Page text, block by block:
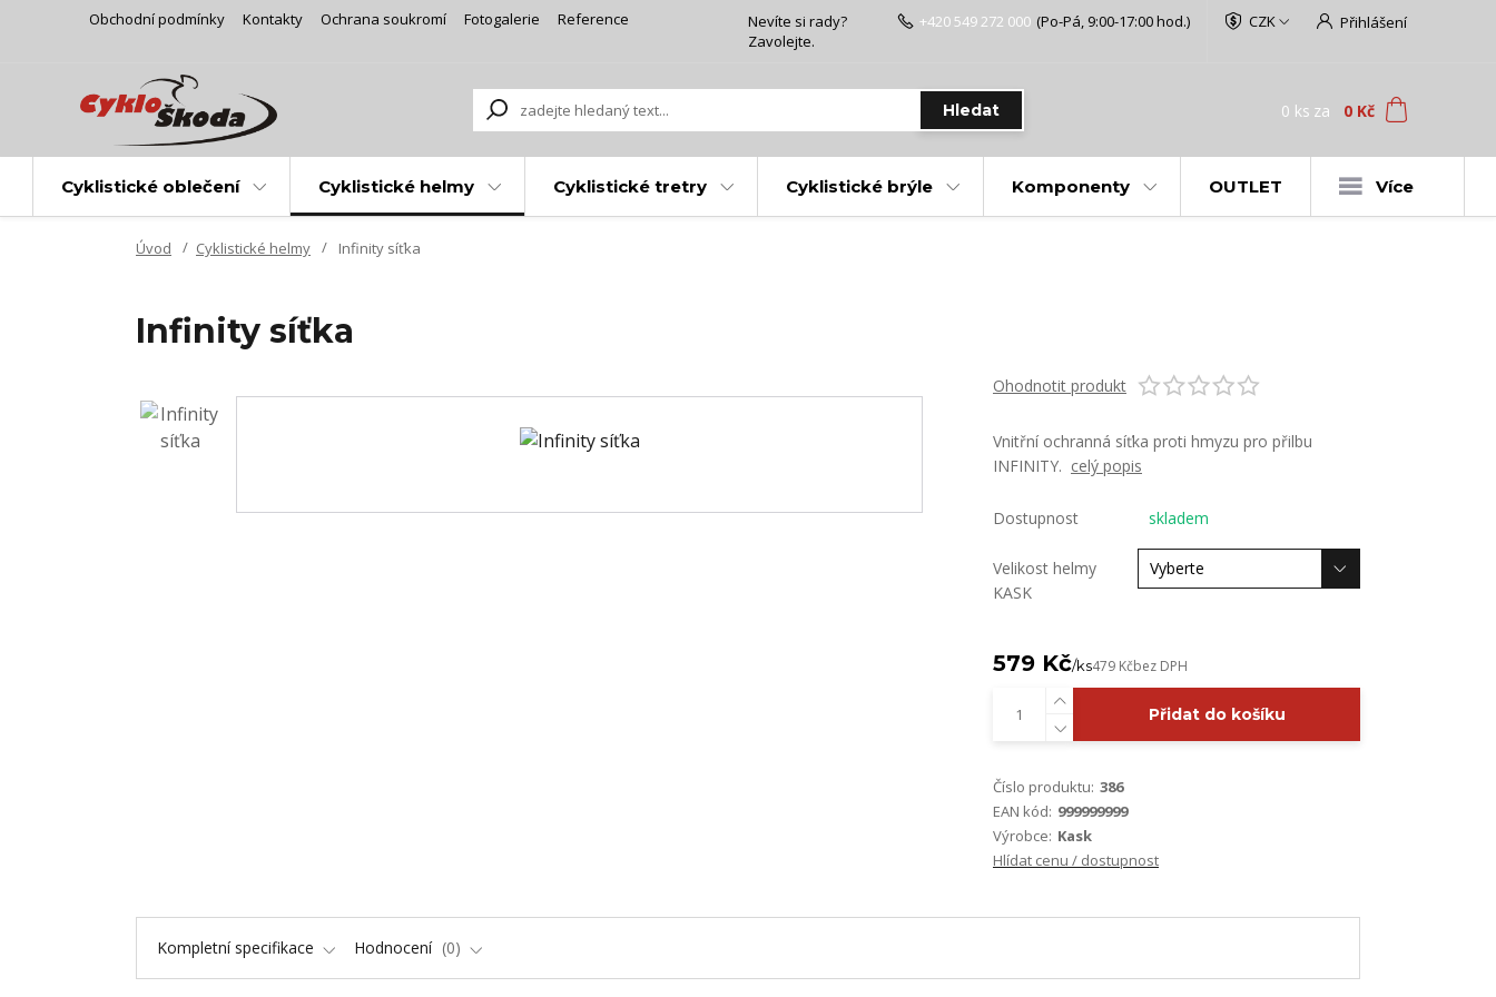
Obchodní podmínky Kontakty Ochrana soukromí Fotogalerie Reference CZK Přihlášení
Hledat
Nevíte si rady?
Zavolejte.
+420 549 272 000 (Po-Pá, 9:00-17:00 hod.)
0 ks za 0 Kč
Cyklistické oblečení Cyklistické helmy Cyklistické tretry Cyklistické brýle Komponenty OUTLET Více
Úvod Cyklistické helmy Infinity síťka
Infinity síťka
Ohodnotit produkt
Vnitřní ochranná síťka proti hmyzu pro přilbu
INFINITY. celý popis
Dostupnost skladem
Velikost helmy
KASK
579 Kč/ks479 Kčbez DPH
Přidat do košíku
Číslo produktu: 386
EAN kód: 999999999
Výrobce: Kask
Hlídat cenu / dostupnost
Kompletní specifikace Hodnocení 0